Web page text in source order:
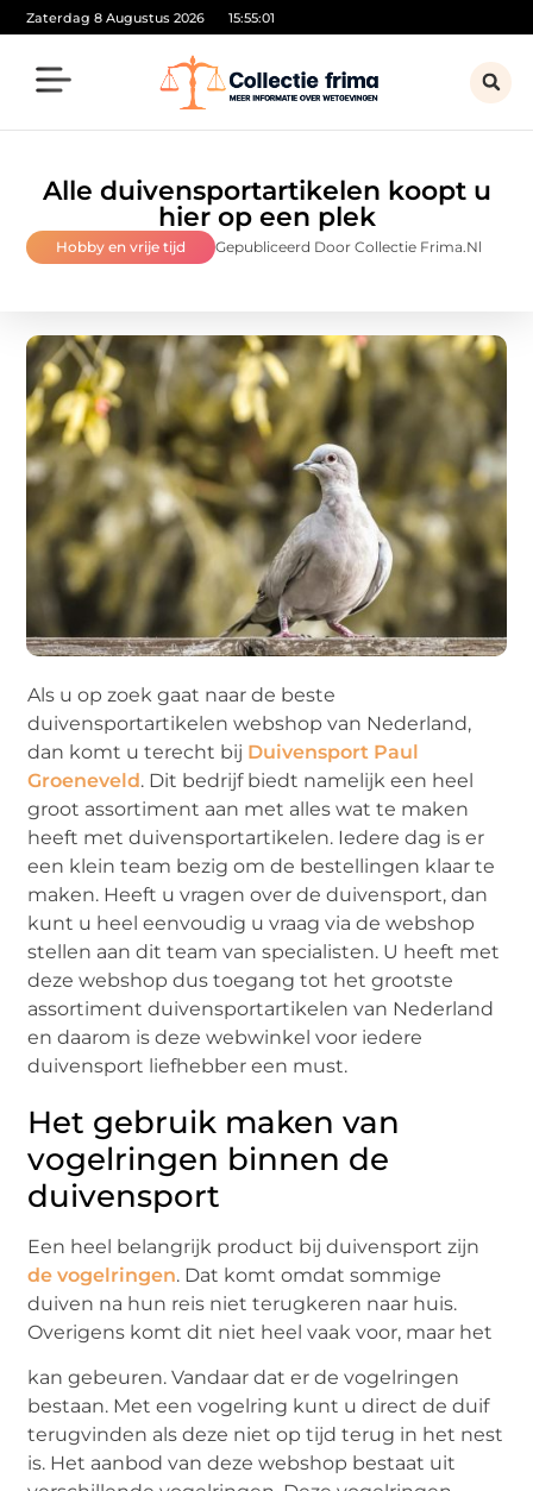
Zaterdag 8 Augustus 2026 15:55:02
Alle duivensportartikelen koopt u
hier op een plek
Hobby en vrije tijd Gepubliceerd Door Collectie Frima.nl
Als u op zoek gaat naar de beste
duivensportartikelen webshop van Nederland,
dan komt u terecht bij Duivensport Paul
Groeneveld. Dit bedrijf biedt namelijk een heel
groot assortiment aan met alles wat te maken
heeft met duivensportartikelen. Iedere dag is er
een klein team bezig om de bestellingen klaar te
maken. Heeft u vragen over de duivensport, dan
kunt u heel eenvoudig u vraag via de webshop
stellen aan dit team van specialisten. U heeft met
deze webshop dus toegang tot het grootste
assortiment duivensportartikelen van Nederland
en daarom is deze webwinkel voor iedere
duivensport liefhebber een must.
Het gebruik maken van
vogelringen binnen de
duivensport
Een heel belangrijk product bij duivensport zijn
de vogelringen. Dat komt omdat sommige
duiven na hun reis niet terugkeren naar huis.
Overigens komt dit niet heel vaak voor, maar het
kan gebeuren. Vandaar dat er de vogelringen
bestaan. Met een vogelring kunt u direct de duif
terugvinden als deze niet op tijd terug in het nest
is. Het aanbod van deze webshop bestaat uit